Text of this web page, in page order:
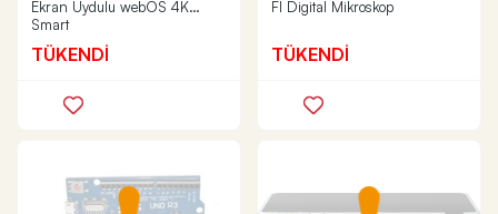
Ekran Uydulu webOS 4K
Smart
TÜKENDİ
Fİ Digital Mikroskop
TÜKENDİ